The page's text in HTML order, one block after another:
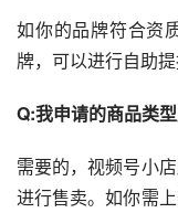
如你的品牌符合资
牌，可以进行自助提
Q:我申请的商品类
需要的，视频号小
进行售卖。如你需